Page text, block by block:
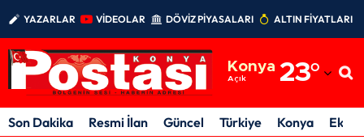
YAZARLAR VİDEOLAR DÖVİZ PİYASALARI ALTIN FİYATLARI
Konya
Açık 23°
Adıyaman
Afyonkarahisar
Son Dakika Resmi İlan Güncel Türkiye Konya